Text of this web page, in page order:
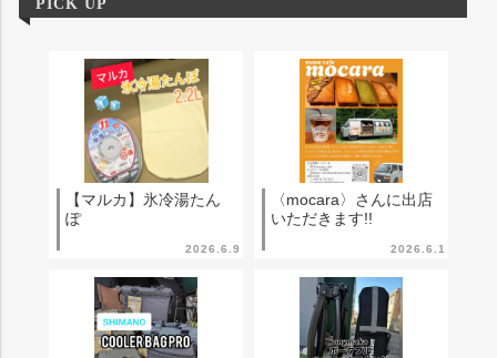
PICK UP
2026.6.9
【マルカ】氷冷湯たん
ぽ
2026.6.1
〈mocara〉さんに出店
いただきます!!